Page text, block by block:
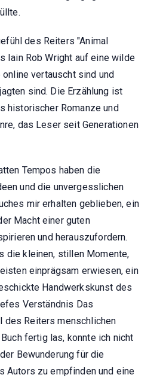
des Reiters "Animal
Iain Rob Wright auf eine wilde
vertauscht sind und
sind. Die Erzählung ist
historischer Romanze und
das Leser seit Generationen
Tempos haben die
und die unvergesslichen
mir erhalten geblieben, ein
Macht einer guten
und herauszufordern.
die kleinen, stillen Momente,
einprägsam erwiesen, ein
Handwerkskunst des
Verständnis Das
des Reiters menschlichen
fertig las, konnte ich nicht
Bewunderung für die
Autors zu empfinden und eine